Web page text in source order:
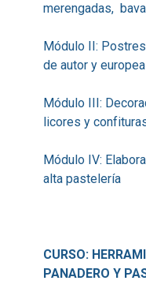
merengadas,
Módulo II:
de autor y
Módulo III:
licores y
Módulo IV:
alta pastelería
CURSO:
PANADERO Y